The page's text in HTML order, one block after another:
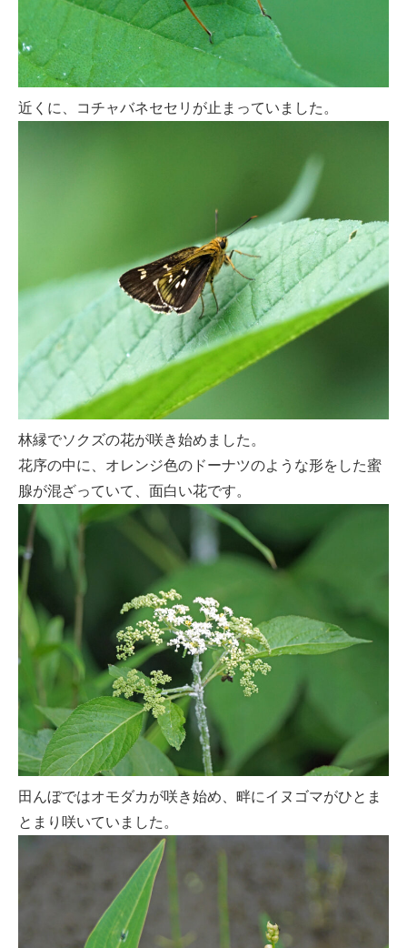
近くに、コチャバネセセリが止まっていました。
林縁でソクズの花が咲き始めました。
花序の中に、オレンジ色のドーナツのような形をした蜜
腺が混ざっていて、面白い花です。
田んぼではオモダカが咲き始め、畔にイヌゴマがひとま
とまり咲いていました。